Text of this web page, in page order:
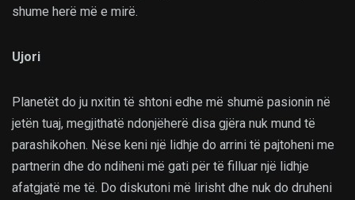
shume herë më e mirë.
Ujori
Planetët do ju nxitin të shtoni edhe më shumë pasionin në
jetën tuaj, megjithatë ndonjëherë disa gjëra nuk mund të
parashikohen. Nëse keni një lidhje do arrini të pajtoheni me
partnerin dhe do ndiheni më gati për të filluar një lidhje
afatgjatë me të. Do diskutoni më lirisht dhe nuk do druheni